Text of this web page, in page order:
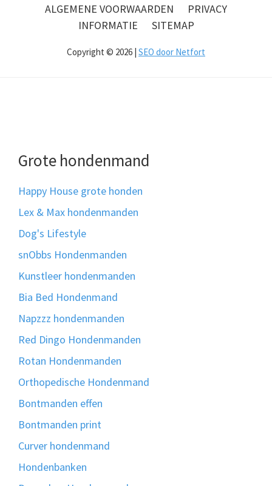
ALGEMENE VOORWAARDEN
PRIVACY
INFORMATIE
SITEMAP
Copyright © 2026 | SEO door Netfort
Grote hondenmand
Happy House grote honden
Lex & Max hondenmanden
Dog's Lifestyle
snObbs Hondenmanden
Kunstleer hondenmanden
Bia Bed Hondenmand
Napzzz hondenmanden
Red Dingo Hondenmanden
Rotan Hondenmanden
Orthopedische Hondenmand
Bontmanden effen
Bontmanden print
Curver hondenmand
Hondenbanken